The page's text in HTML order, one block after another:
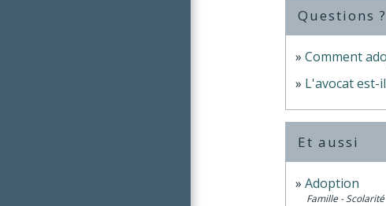
Questions
Comment
L'avocat est-
Et aussi
Adoption
Famille - Scolarité